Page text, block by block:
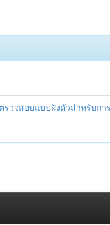
รวจสอบแบบฝังตัวสำหรับก